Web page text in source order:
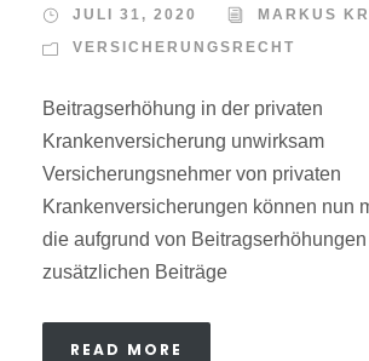
JULI 31, 2020
MARKUS
VERSICHERUNGSRECHT
Beitragserhöhung in der privaten
Krankenversicherung unwirksam
Versicherungsnehmer von privaten
Krankenversicherungen können nun
die aufgrund von
zusätzlichen Beiträge
READ MORE